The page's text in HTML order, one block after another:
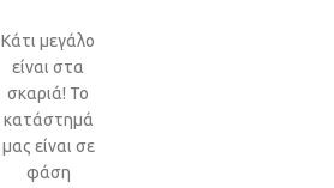
Κάτι μεγάλο
είναι στα
σκαριά! Το
κατάστημά
μας είναι σε
φάση